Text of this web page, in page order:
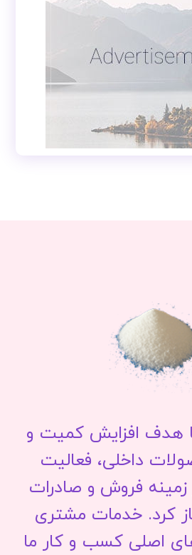
هدف افزایش کمیت و
داخلی، فعالیت
زمینه فروش و صادرات
کرد. خدمات مشتری
اصلی کسب و کار ما